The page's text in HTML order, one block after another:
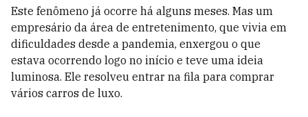
Este fenômeno já ocorre há alguns meses. Mas um
empresário da área de entretenimento, que vivia em
dificuldades desde a pandemia, enxergou o que
estava ocorrendo logo no início e teve uma ideia
luminosa. Ele resolveu entrar na fila para comprar
vários carros de luxo.